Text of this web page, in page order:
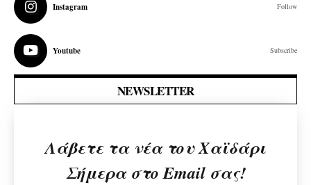
Instagram Follow
Youtube Subscribe
NEWSLETTER
Λάβετε τα νέα του Χαϊδάρι
Σήμερα στο Email σας!